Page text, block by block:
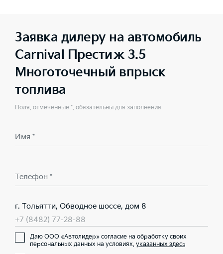
Заявка дилеру на автомобиль
Carnival Престиж 3.5
Многоточечный впрыск
топлива
Поля, отмеченные *, обязательны для заполнения
Имя *
Телефон *
г. Тольятти, Обводное шоссе, дом 8
+7 (8482) 77-28-88
Даю ООО «Автолидер» согласие на обработку своих
персональных данных на условиях, указанных здесь